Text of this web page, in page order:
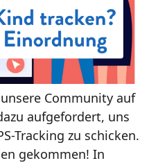
Community auf
aufgefordert, uns
Tracking zu schicken.
gekommen! In